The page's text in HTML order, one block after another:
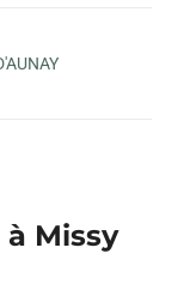
Missy